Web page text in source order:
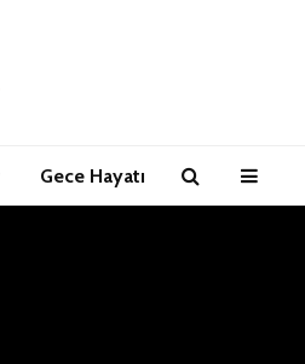
Gece Hayatı